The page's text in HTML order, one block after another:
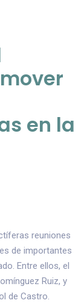
en la
reuniones
de importantes
Entre ellos, el
Ruiz, y
de Castro.